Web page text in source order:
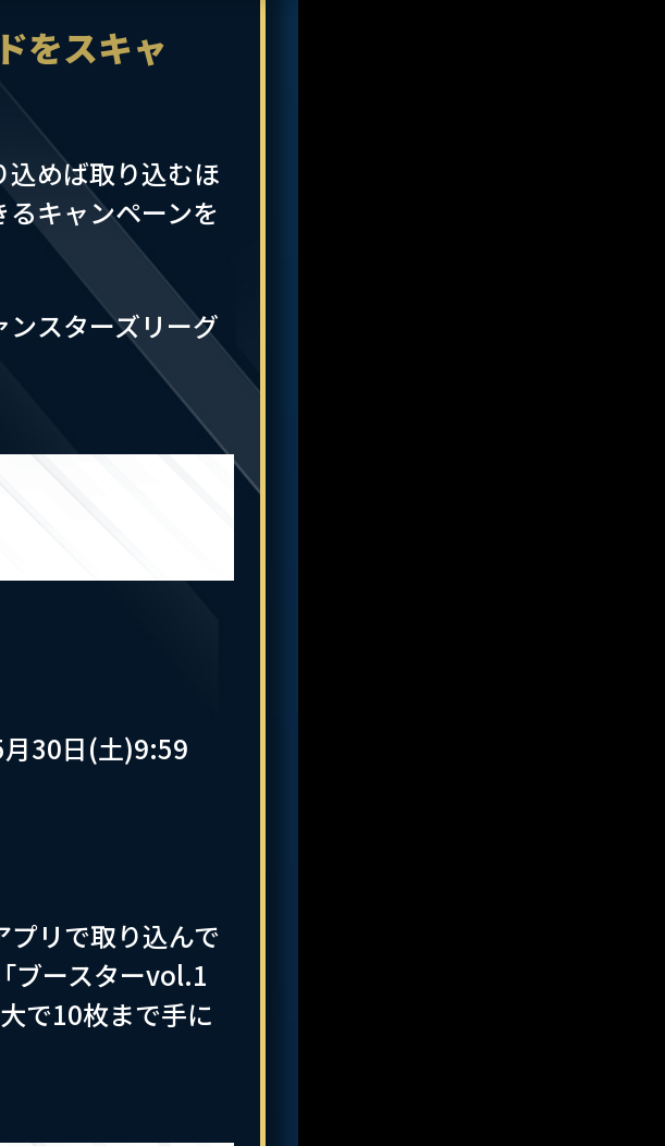
をスキャ
込めば取り込むほ
キャンペーンを
ンスターズリーグ
30日(土)9:59
プリで取り込んで
ブースターvol.1
で10枚まで手に